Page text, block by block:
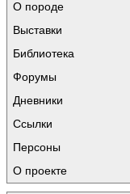
О породе
Выставки
Библиотека
Форумы
Дневники
Ссылки
Персоны
О проекте